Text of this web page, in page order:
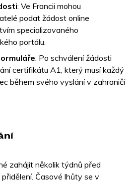
: Ve Francii mohou
podat žádost online
specializovaného
portálu.
: Po schválení žádosti
certifikátu A1, který musí každý
během svého vyslání v zahraničí
zahájit několik týdnů před
Časové lhůty se v